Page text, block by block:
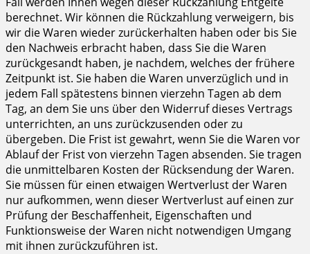
berechnet. Wir können die Rückzahlung verweigern, bis
wir die Waren wieder zurückerhalten haben oder bis Sie
den Nachweis erbracht haben, dass Sie die Waren
zurückgesandt haben, je nachdem, welches der frühere
Zeitpunkt ist. Sie haben die Waren unverzüglich und in
jedem Fall spätestens binnen vierzehn Tagen ab dem
Tag, an dem Sie uns über den Widerruf dieses Vertrags
unterrichten, an uns zurückzusenden oder zu
übergeben. Die Frist ist gewahrt, wenn Sie die Waren vor
Ablauf der Frist von vierzehn Tagen absenden. Sie tragen
die unmittelbaren Kosten der Rücksendung der Waren.
Sie müssen für einen etwaigen Wertverlust der Waren
nur aufkommen, wenn dieser Wertverlust auf einen zur
Prüfung der Beschaffenheit, Eigenschaften und
Funktionsweise der Waren nicht notwendigen Umgang
mit ihnen zurückzuführen ist.